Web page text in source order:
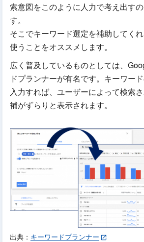
索意図をこのように人力で考え出す
す。
そこでキーワード選定を補助してく
使うことをオススメします。
広く普及しているものとしては、
ドプランナーが有名です。キーワー
入力すれば、ユーザーによって検索
補がずらりと表示されます。
出典： キーワードプランナー